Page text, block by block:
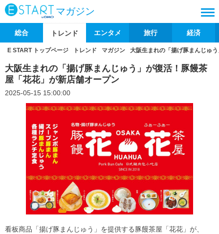
マガジン
総合 トレンド エンタメ 旅行 経済
E START トップページ トレンド マガジン 大阪生まれの「揚げ豚まんじゅ
大阪生まれの「揚げ豚まんじゅう」が復活！豚饅茶
屋「花花」が新店舗オープン
2025-05-15 15:00:00
看板商品「揚げ豚まんじゅう」を提供する豚饅茶屋「花花」が、